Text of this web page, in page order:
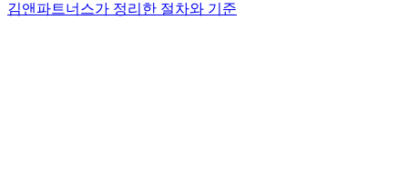
김앤파트너스가 정리한 절차와 기준